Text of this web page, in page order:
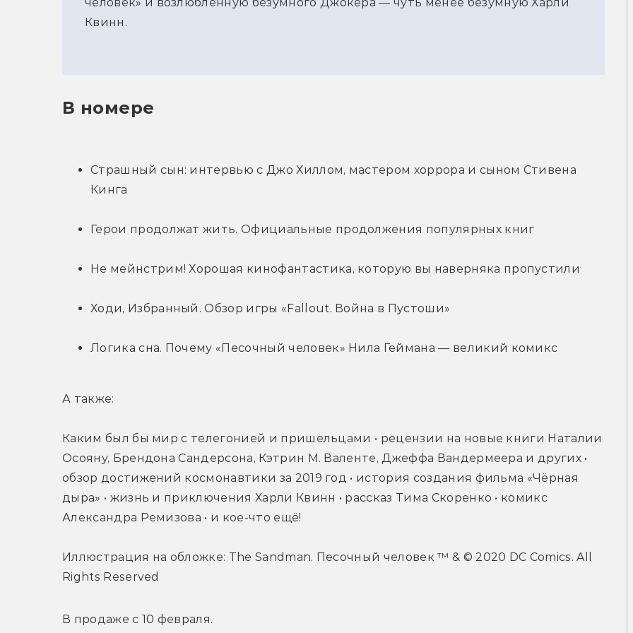
Квинн.
В номере
Страшный сын: интервью с Джо Хиллом, мастером хоррора и сыном Стивена
Кинга
Герои продолжат жить. Официальные продолжения популярных книг
Не мейнстрим! Хорошая кинофантастика, которую вы наверняка пропустили
Ходи, Избранный. Обзор игры «Fallout. Война в Пустоши»
Логика сна. Почему «Песочный человек» Нила Геймана — великий комикс
А также:
Каким был бы мир с телегонией и пришельцами • рецензии на новые книги Наталии
Осояну, Брендона Сандерсона, Кэтрин М. Валенте, Джеффа Вандермеера и других •
обзор достижений космонавтики за 2019 год • история создания фильма «Чёрная
дыра» • жизнь и приключения Харли Квинн • рассказ Тима Скоренко • комикс
Александра Ремизова • и кое-что ещё!
Иллюстрация на обложке: The Sandman. Песочный человек ™ & © 2020 DC Сomics. All
Rights Reserved
В продаже с 10 февраля.